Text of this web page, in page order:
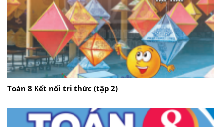
Toán 8 Kết nối tri thức (tập 2)